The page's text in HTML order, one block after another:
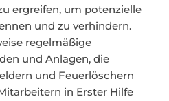
ergreifen, um potenzielle
und zu verhindern.
regelmäßige
und Anlagen, die
und Feuerlöschern
in Erster Hilfe